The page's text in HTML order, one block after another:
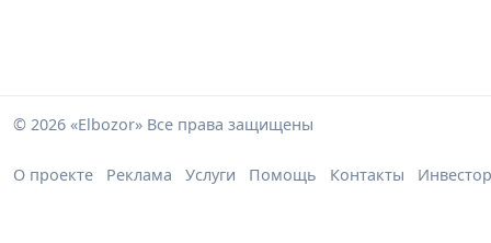
© 2026 «Elbozor» Все права защищены
О проекте Реклама Услуги Помощь Контакты